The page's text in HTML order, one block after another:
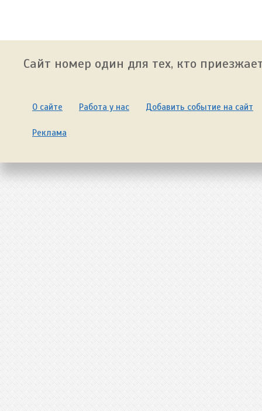
Сайт номер один для тех, кто
О сайте Работа у нас Добавить событие на сайт
Реклама